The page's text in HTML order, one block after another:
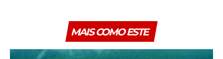
MAIS COMO ESTE